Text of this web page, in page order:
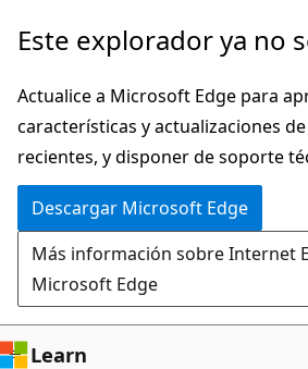
Ir
contenido
principal
Este explorador ya no
Actualice a Microsoft Edge para
características y actualizaciones
recientes, y disponer de soporte
Descargar Microsoft Edge
Más información sobre Internet
Microsoft Edge
Learn